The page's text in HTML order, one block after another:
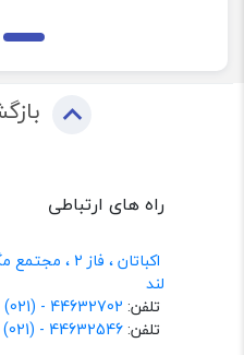
راه های ارتباطی
اکباتان ، فاز
لند
تلفن: 44632702 - (021)
تلفن:44632546 - (021)